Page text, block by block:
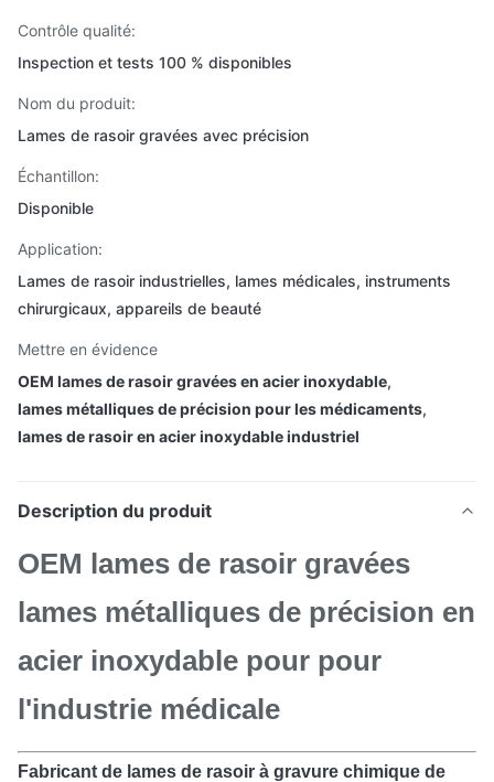
Contrôle qualité:
Inspection et tests 100 % disponibles
Nom du produit:
Lames de rasoir gravées avec précision
Échantillon:
Disponible
Application:
Lames de rasoir industrielles, lames médicales, instruments
chirurgicaux, appareils de beauté
Mettre en évidence
OEM lames de rasoir gravées en acier inoxydable,
lames métalliques de précision pour les médicaments,
lames de rasoir en acier inoxydable industriel
Description du produit
OEM lames de rasoir gravées
lames métalliques de précision en
acier inoxydable pour pour
l'industrie médicale
Fabricant de lames de rasoir à gravure chimique de